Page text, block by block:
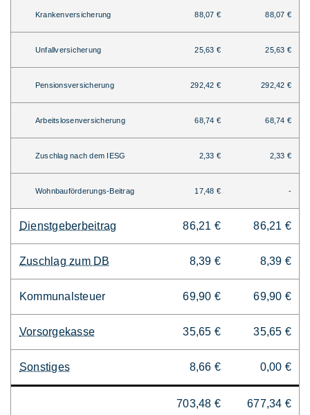
Krankenversicherung 88,07 € 88,07 €
Unfallversicherung 25,63 € 25,63 €
Pensionsversicherung 292,42 € 292,42 €
Arbeitslosenversicherung 68,74 € 68,74 €
Zuschlag nach dem IESG 2,33 € 2,33 €
Wohnbauförderungs-Beitrag 17,48 € -
Dienstgeberbeitrag 86,21 € 86,21 €
Zuschlag zum DB 8,39 € 8,39 €
Kommunalsteuer 69,90 € 69,90 €
Vorsorgekasse 35,65 € 35,65 €
Sonstiges 8,66 € 0,00 €
703,48 € 677,34 €